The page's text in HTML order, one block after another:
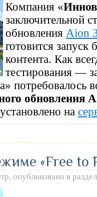
Компания «
заключительной
обновления Aion
готовится запуск
контента. Как
тестирования —
потребовалось
обновления
на
«Free to
опубликовано в